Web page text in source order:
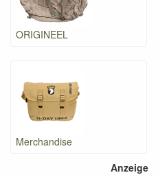
ORIGINEEL
Merchandise
Anzeige